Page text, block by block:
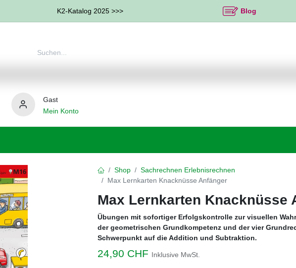
K2-Katalog 2025 >>> Blog
Gast
Mein Konto
Shop
Sachrechnen Erlebnisrechnen
Max Lernkarten Knacknüsse Anfänger
Max Lernkarten Knacknüsse
Übungen mit sofortiger Erfolgskontrolle zur visuellen
der geometrischen Grundkompetenz und der vier
Schwerpunkt auf die Addition und Subtraktion.
24,90 CHF Inklusive MwSt.